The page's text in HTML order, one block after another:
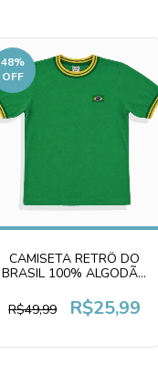
48%
OFF
CAMISETA RETRÔ DO
BRASIL 100% ALGODÃO
R$49,99
R$25,99